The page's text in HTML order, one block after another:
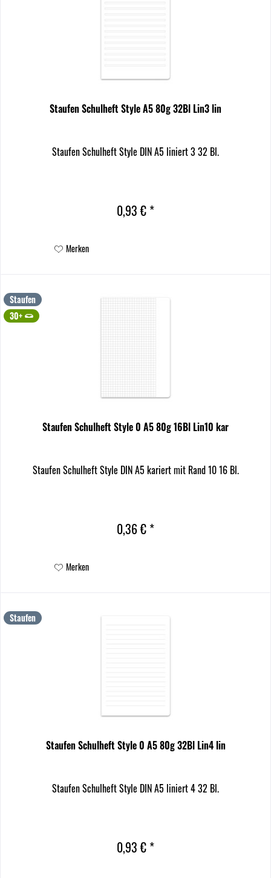
Staufen Schulheft Style A5 80g 32Bl Lin3 lin
Staufen Schulheft Style DIN A5 liniert 3 32 Bl.
0,93 € *
Merken
Staufen
30+
Staufen Schulheft Style 0 A5 80g 16Bl Lin10 kar
Staufen Schulheft Style DIN A5 kariert mit Rand 10 16 Bl.
0,36 € *
Merken
Staufen
Staufen Schulheft Style 0 A5 80g 32Bl Lin4 lin
Staufen Schulheft Style DIN A5 liniert 4 32 Bl.
0,93 € *